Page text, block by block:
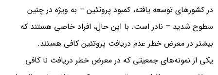
در کشورهای توسعه یافته، کمبود پروتئین – به ویژه در چنین
سطوح شدید – نادر است. با این حال، افراد خاصی هستند که
بیشتر در معرض خطر عدم دریافت پروتئین کافی هستند.
یکی از نمونه‌های جمعیتی که در معرض خطر دریافت نا کافی